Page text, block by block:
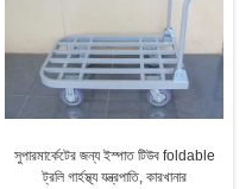
সুপারমার্কেটের জন্য ইস্পাত টিউব foldable
ট্রলি গার্হস্থ্য যন্ত্রপাতি, কারখানার